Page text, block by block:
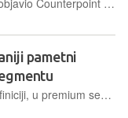
pametni
Prema već zastarjeloj definiciji, u premium segment spadaju pametni telefoni za koje je potrebno izdvojiti više od 400 dolara